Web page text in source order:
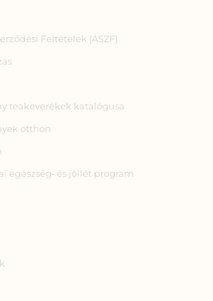
Feltételek (ÁSZF)
teakeverékek katalógusa
otthon
egészség‑ és jóllét program